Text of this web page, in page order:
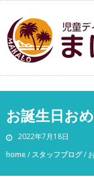
お誕生日お
2022年7月18日
home/ スタッフブログ/